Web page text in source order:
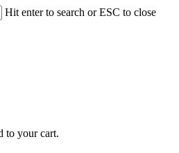
Hit enter to search or ESC to close
to your cart.